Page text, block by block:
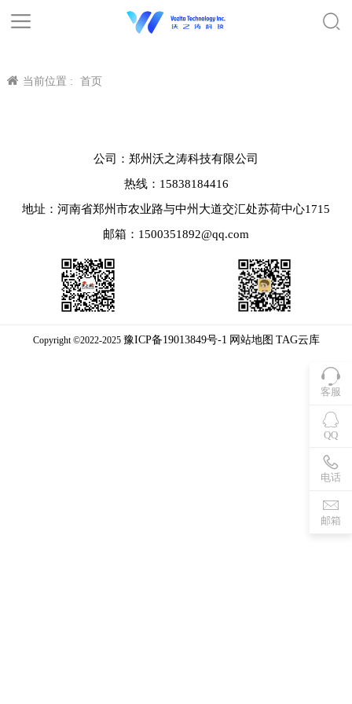
当前位置 : 首页
客服
QQ
电话
邮箱
公司：郑州沃之涛科技有限公司
热线：15838184416
地址：河南省郑州市农业路与中州大道交汇处苏荷中心1715
邮箱：1500351892@qq.com
Copyright ©2022-2025 豫ICP备19013849号-1 网站地图 TAG云库